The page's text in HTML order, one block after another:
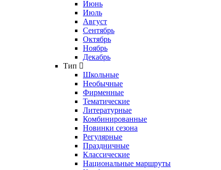
Июнь
Июль
Август
Сентябрь
Октябрь
Ноябрь
Декабрь
Тип
Школьные
Необычные
Фирменные
Тематические
Литературные
Комбинированные
Новинки сезона
Регулярные
Праздничные
Классические
Национальные маршруты